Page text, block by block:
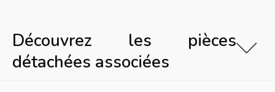
Découvrez les pièces
détachées associées